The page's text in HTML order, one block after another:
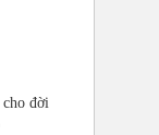
cho đời